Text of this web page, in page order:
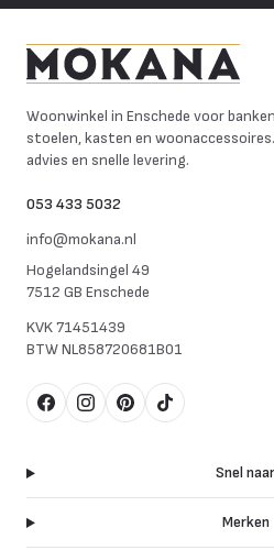
Woonwinkel in Enschede voor
stoelen, kasten en
advies en snelle levering.
053 433 5032
info@mokana.nl
Hogelandsingel 49
7512 GB Enschede
KVK71451439
BTWNL858720681B01
FacebookInstagram
Pinterest
TikTok
Snel naar
Merken